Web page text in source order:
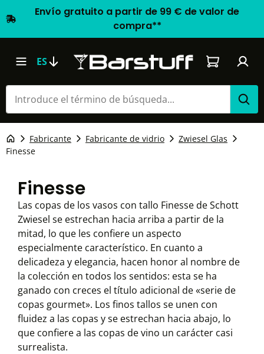
Envío gratuito a partir de 99 € de valor de
compra**
ES El carrito
Fabricante Fabricante de vidrio
Zwiesel Glas
Finesse
Finesse
Las copas de los vasos con tallo Finesse de Schott
Zwiesel se estrechan hacia arriba a partir de la
mitad, lo que les confiere un aspecto
especialmente característico. En cuanto a
delicadeza y elegancia, hacen honor al nombre de
la colección en todos los sentidos: esta se ha
ganado con creces el título adicional de «serie de
copas gourmet». Los finos tallos se unen con
fluidez a las copas y se estrechan hacia abajo, lo
que confiere a las copas de vino un carácter casi
surrealista.